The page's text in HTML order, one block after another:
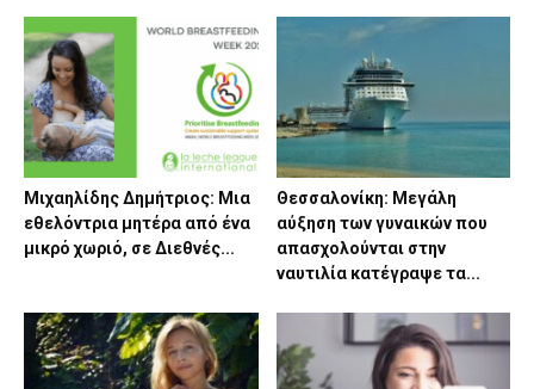
Μιχαηλίδης Δημήτριος: Μια
εθελόντρια μητέρα από ένα
μικρό χωριό, σε Διεθνές...
Θεσσαλονίκη: Μεγάλη
αύξηση των γυναικών που
απασχολούνται στην
ναυτιλία κατέγραψε τα...